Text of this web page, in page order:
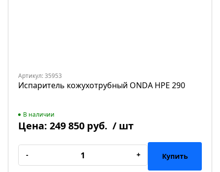
Артикул: 35953
Испаритель кожухотрубный ONDA HPE 290
В наличии
Цена: 249 850 руб. / шт
- + Купить